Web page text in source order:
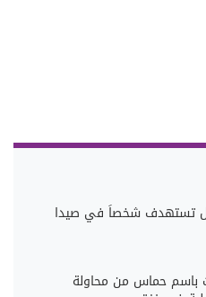
تستهدف شخصاً في صيدا
باسم حماس من محاولة